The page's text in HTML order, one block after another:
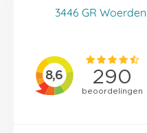
3446 GR Woerden